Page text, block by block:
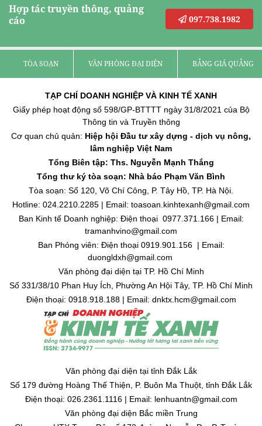
Hợp tác truyền thông, quảng
cáo
097.738.1982
TÒA SOẠN VĂN PHÒNG ĐẠI DIỆN BẢNG GIÁ QUẢNG
TẠP CHÍ DOANH NGHIỆP VÀ KINH TẾ XANH
Giấy phép hoạt động số 598/GP-BTTTT ngày 31/8/2021 của Bộ
Thông tin và Truyền thông
Cơ quan chủ quản: Hiệp hội Đầu tư xây dựng - dịch vụ nông,
lâm nghiệp Việt Nam
Tổng Biên tập: Ths. Nguyễn Mạnh Thắng
Tổng thư ký tòa soạn: Nhà báo Phạm Văn Bình
Tòa soạn: Số 120, Võ Chí Công, P. Tây Hồ, TP. Hà Nội.
Hotline: 024.2210.2285 | Email: toasoan.kinhtexanh@gmail.com
Ban Kinh tế Doanh nghiệp: Điện thoại 0977.371.166 | Email:
tramanhvino@gmail.com
Ban Phóng viên: Điện thoại 0919.901.156 | Email:
duongldxh@gmail.com
Văn phòng đại diện tại TP. Hồ Chí Minh
Số 331/38/10 Phan Huy Ích, Phường An Hội Tây, TP. Hồ Chí Minh
Điện thoại: 0918.918.188 | Email: dnktx.hcm@gmail.com
Văn phòng đại diện tại tỉnh Đắk Lắk
Số 179 đường Hoàng Thế Thiện, P. Buôn Ma Thuột, tỉnh Đắk Lắk
Điện thoại: 026.2361.1116 | Email: lenhuantn@gmail.com
Văn phòng đại diện Bắc miền Trung